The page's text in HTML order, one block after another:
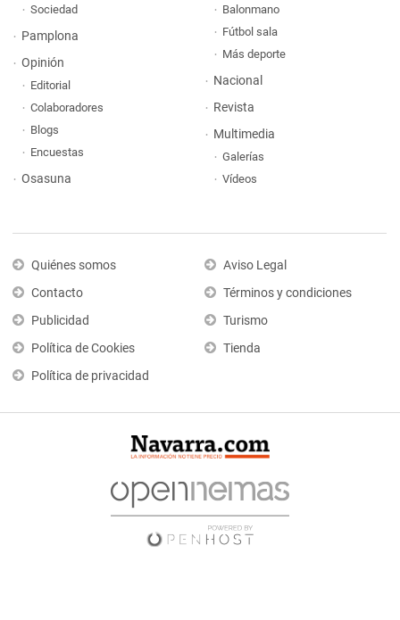
Sociedad
Pamplona
Opinión
Editorial
Colaboradores
Blogs
Encuestas
Osasuna
Balonmano
Fútbol sala
Más deporte
Nacional
Revista
Multimedia
Galerías
Vídeos
Quiénes somos
Contacto
Publicidad
Política de Cookies
Política de privacidad
Aviso Legal
Términos y condiciones
Turismo
Tienda